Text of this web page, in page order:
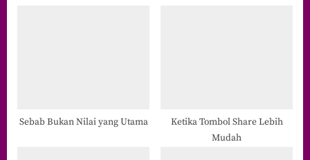
Sebab Bukan Nilai yang Utama
Ketika Tombol Share Lebih
Mudah